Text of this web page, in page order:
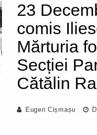
23
comis
Mărturia
Secției
Cătălin
Eugen Cișmașu